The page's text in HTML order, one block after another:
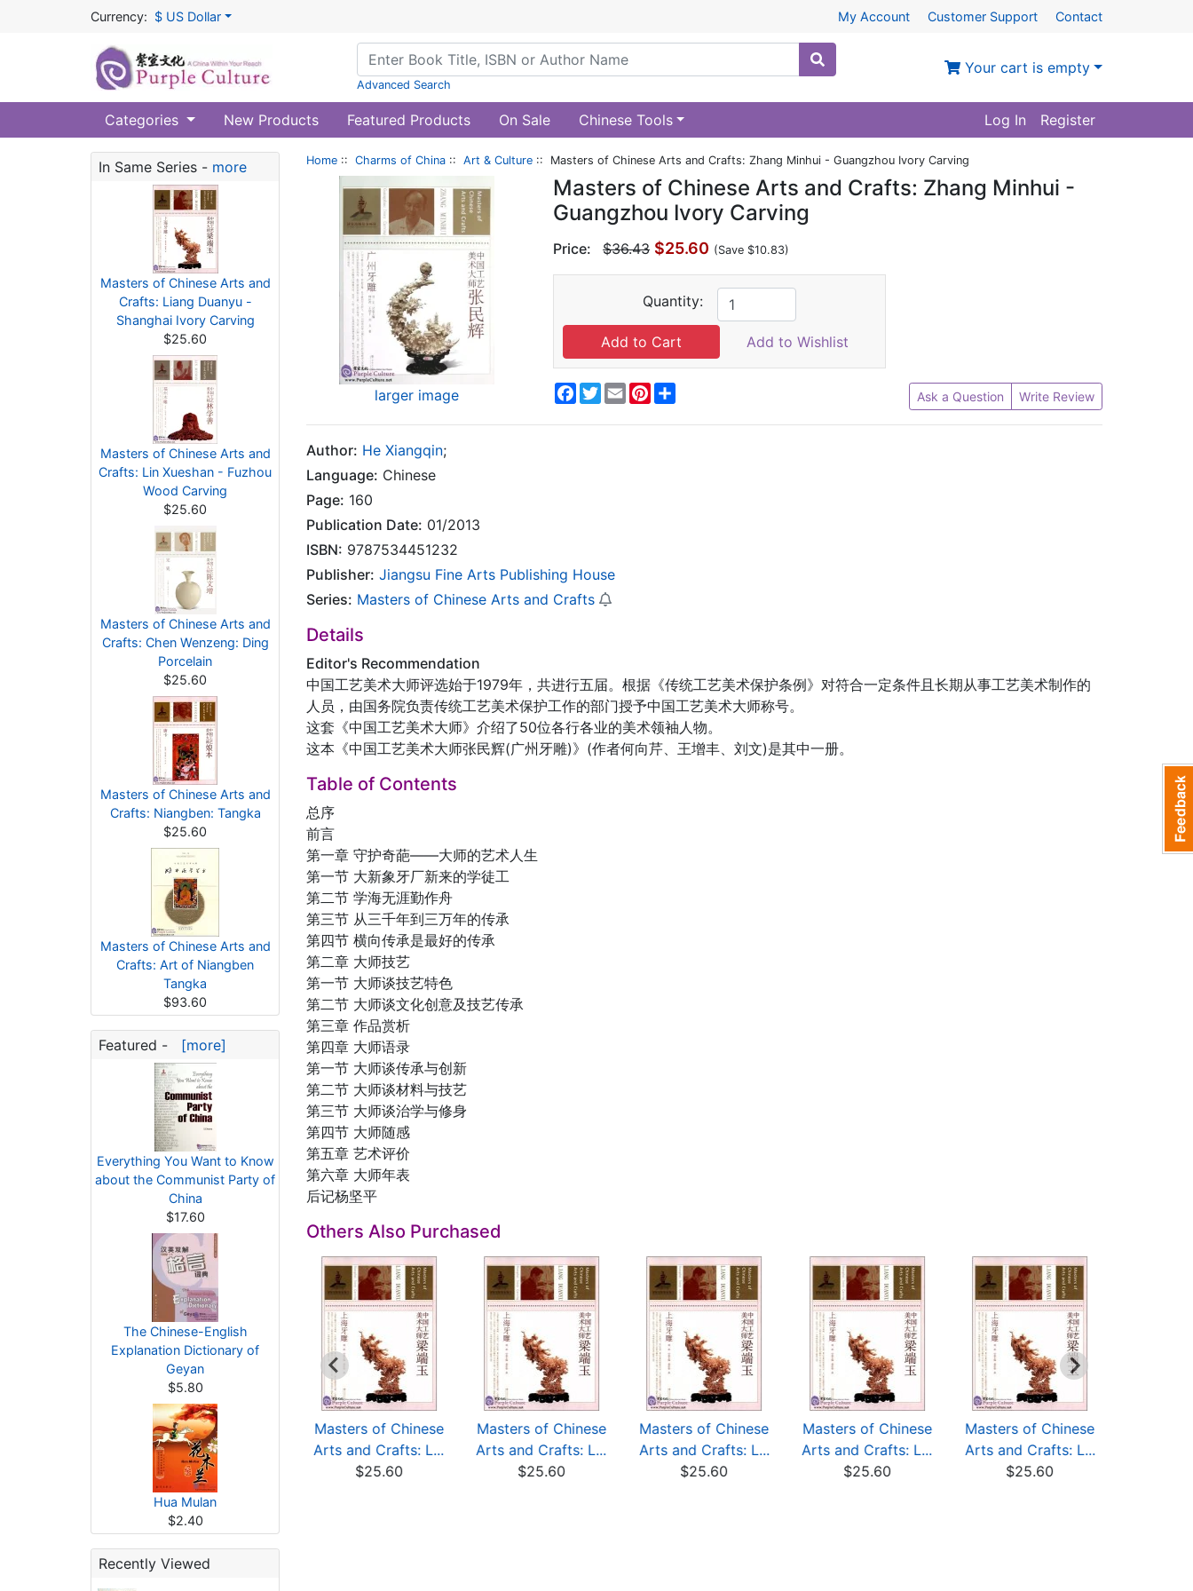
Currency: $ US Dollar My Account Customer Support Contact
Advanced Search
Your cart is empty
Categories New Products Featured Products On Sale Chinese Tools Log In Register
In Same Series - more
Masters of Chinese Arts and
Crafts: Liang Duanyu -
Shanghai Ivory Carving
$25.60
Masters of Chinese Arts and
Crafts: Lin Xueshan - Fuzhou
Wood Carving
$25.60
Masters of Chinese Arts and
Crafts: Chen Wenzeng: Ding
Porcelain
$25.60
Masters of Chinese Arts and
Crafts: Niangben: Tangka
$25.60
Masters of Chinese Arts and
Crafts: Art of Niangben
Tangka
$93.60
Featured - [more]
Everything You Want to Know
about the Communist Party of
China
$17.60
The Chinese-English
Explanation Dictionary of
Geyan
$5.80
Hua Mulan
$2.40
Recently Viewed
Home :: Charms of China :: Art & Culture :: Masters of Chinese Arts and Crafts: Zhang Minhui - Guangzhou Ivory Carving
larger image
Masters of Chinese Arts and Crafts: Zhang Minhui -
Guangzhou Ivory Carving
Price: $36.43 $25.60 (Save $10.83)
Quantity:
Add to Wishlist
Facebook
Twitter
EmailPinterest Ask a Question Write Review
Author: He Xiangqin;
Language: Chinese
Page: 160
Publication Date: 01/2013
ISBN: 9787534451232
Publisher: Jiangsu Fine Arts Publishing House
Series: Masters of Chinese Arts and Crafts
Details
Editor's Recommendation
中国工艺美术大师评选始于1979年，共进行五届。根据《传统工艺美术保护条例》对符合一定条件且长期从事工艺美术制作的
人员，由国务院负责传统工艺美术保护工作的部门授予中国工艺美术大师称号。
这套《中国工艺美术大师》介绍了50位各行各业的美术领袖人物。
这本《中国工艺美术大师张民辉(广州牙雕)》(作者何向芹、王增丰、刘文)是其中一册。
Table of Contents
总序
前言
第一章 守护奇葩——大师的艺术人生
第一节 大新象牙厂新来的学徒工
第二节 学海无涯勤作舟
第三节 从三千年到三万年的传承
第四节 横向传承是最好的传承
第二章 大师技艺
第一节 大师谈技艺特色
第二节 大师谈文化创意及技艺传承
第三章 作品赏析
第四章 大师语录
第一节 大师谈传承与创新
第二节 大师谈材料与技艺
第三节 大师谈治学与修身
第四节 大师随感
第五章 艺术评价
第六章 大师年表
后记杨坚平
Others Also Purchased
Masters of Chinese
Arts and Crafts: L...
$25.60
Masters of Chinese
Arts and Crafts: L...
$25.60
Masters of Chinese
Arts and Crafts: L...
$25.60
Masters of Chinese
Arts and Crafts: L...
$25.60
Masters of Chinese
Arts and Crafts: L...
$25.60
Masters of Chinese
Arts and Crafts: L...
$25.60